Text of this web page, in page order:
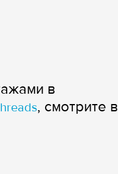
в
, смотрите в